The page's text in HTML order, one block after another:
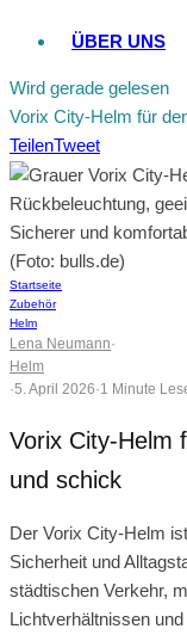
ÜBER UNS
Wird gerade gelesen
Vorix City-Helm für
TeilenTweet
Sicherer und
(Foto: bulls.de)
Startseite
Zubehör
Helm
Lena Neumann·
Helm
·5. April 2026·1 Minute
Vorix City-Helm
und schick
Der Vorix City-Helm
Sicherheit und
städtischen Verkehr,
Lichtverhältnissen